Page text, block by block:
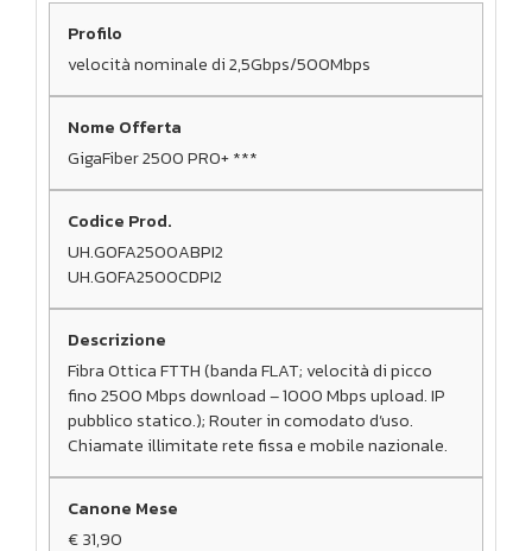
velocità nominale di 2,5Gbps/500Mbps
GigaFiber 2500 PRO+ ***
UH.GOFA2500ABPI2
UH.GOFA2500CDPI2
Fibra Ottica FTTH (banda FLAT; velocità di picco
fino 2500 Mbps download – 1000 Mbps upload. IP
pubblico statico.); Router in comodato d’uso.
Chiamate illimitate rete fissa e mobile nazionale.
€ 31,90